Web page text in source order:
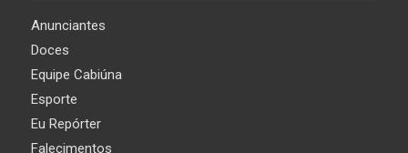
Anunciantes
Doces
Equipe Cabiúna
Esporte
Eu Repórter
Falecimentos